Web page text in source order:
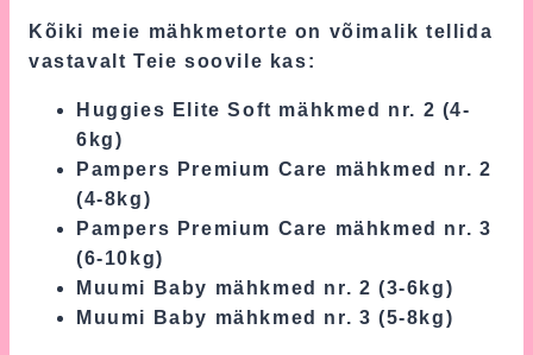
Kõiki meie mähkmetorte on võimalik tellida
vastavalt Teie soovile kas:
Huggies Elite Soft mähkmed nr. 2 (4-
6kg)
Pampers Premium Care mähkmed nr. 2
(4-8kg)
Pampers Premium Care mähkmed nr. 3
(6-10kg)
Muumi Baby mähkmed nr. 2 (3-6kg)
Muumi Baby mähkmed nr. 3 (5-8kg)